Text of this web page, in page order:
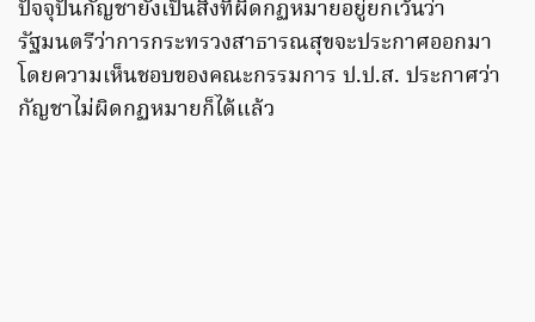
ปัจจุปันกัญชายังเป็นสิ่งที่ผิดกฏหมายอยู่ยกเว้นว่า
รัฐมนตรีว่าการกระทรวงสาธารณสุขจะประกาศออกมา
โดยความเห็นชอบของคณะกรรมการ ป.ป.ส. ประกาศว่า
กัญชาไม่ผิดกฏหมายก็ได้แล้ว